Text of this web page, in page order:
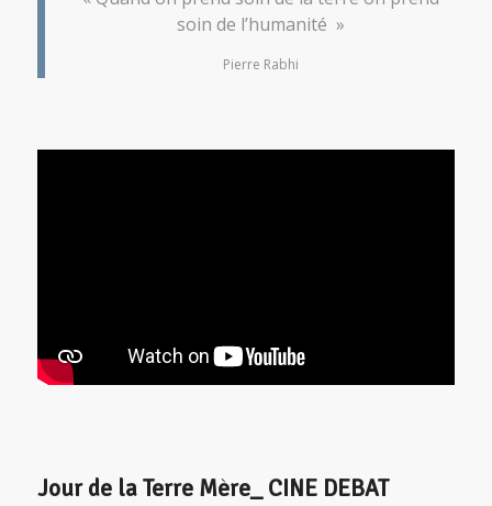
soin de l’humanité »
Pierre Rabhi
Jour de la Terre Mère_ CINE DEBAT